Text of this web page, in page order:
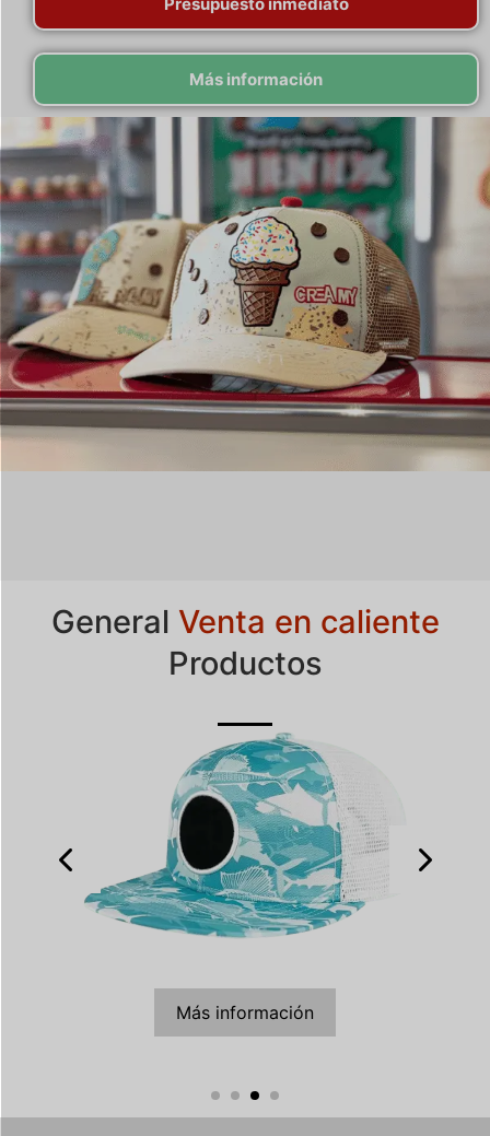
Más información
General Venta en caliente
Productos
Más información